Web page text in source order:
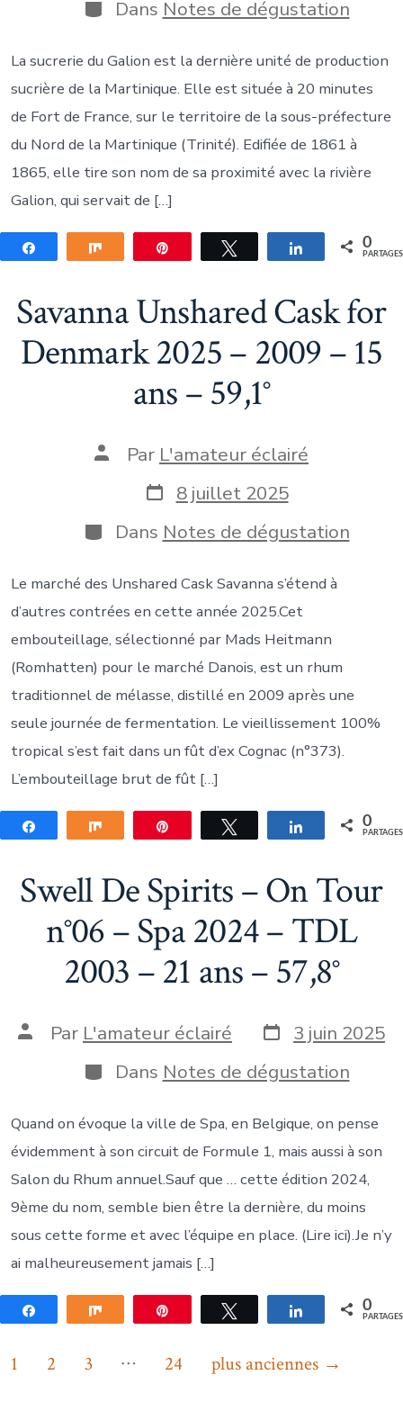
Dans Notes de dégustation
La sucrerie du Galion est la dernière unité de production
sucrière de la Martinique. Elle est située à 20 minutes
de Fort de France, sur le territoire de la sous-préfecture
du Nord de la Martinique (Trinité). Edifiée de 1861 à
1865, elle tire son nom de sa proximité avec la rivière
Galion, qui servait de […]
Partagez Partagez Tweetez Partagez 0
PARTAGES
Savanna Unshared Cask for
Denmark 2025 – 2009 – 15
ans – 59,1°
Auteur
publication
Par L'amateur éclairé
Date
de
publication
8 juillet 2025
Catégories
Dans Notes de dégustation
Le marché des Unshared Cask Savanna s’étend à
d’autres contrées en cette année 2025.Cet
embouteillage, sélectionné par Mads Heitmann
(Romhatten) pour le marché Danois, est un rhum
traditionnel de mélasse, distillé en 2009 après une
seule journée de fermentation. Le vieillissement 100%
tropical s’est fait dans un fût d’ex Cognac (n°373).
L’embouteillage brut de fût […]
Partagez Partagez Tweetez Partagez 0
PARTAGES
Swell De Spirits – On Tour
n°06 – Spa 2024 – TDL
2003 – 21 ans – 57,8°
Auteur
publication
Par L'amateur éclairé Date
de
publication
3 juin 2025
Catégories
Dans Notes de dégustation
Quand on évoque la ville de Spa, en Belgique, on pense
évidemment à son circuit de Formule 1, mais aussi à son
Salon du Rhum annuel.Sauf que … cette édition 2024,
9ème du nom, semble bien être la dernière, du moins
sous cette forme et avec l’équipe en place. (Lire ici).Je n’y
ai malheureusement jamais […]
Partagez Partagez Tweetez Partagez 0
PARTAGES
Pagination
1 2 3 … 24 plus anciennes→